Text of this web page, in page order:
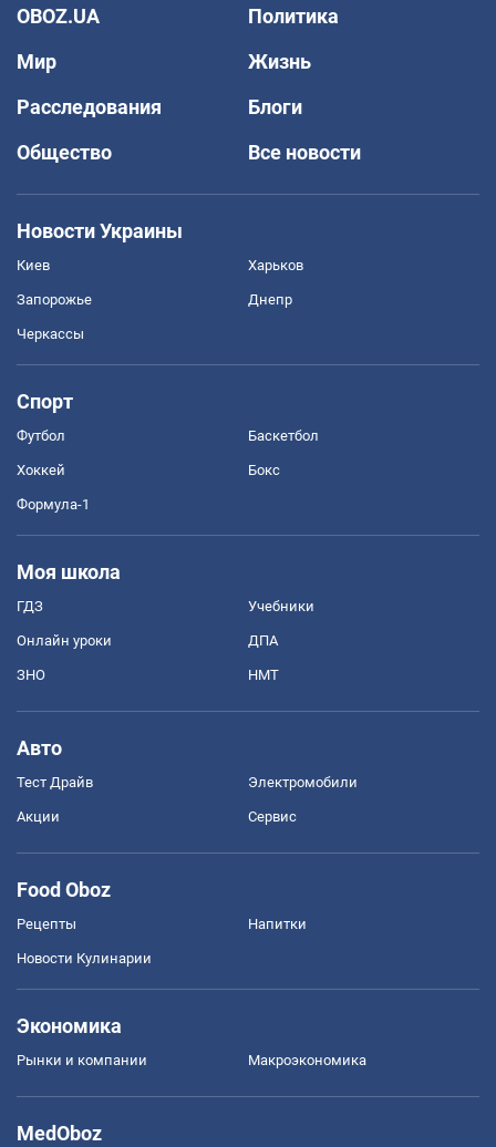
OBOZ.UA
Политика
Мир
Жизнь
Расследования
Блоги
Общество
Все новости
Новости Украины
Киев Харьков
Запорожье Днепр
Черкассы
Спорт
Футбол Баскетбол
Хоккей Бокс
Формула-1
Моя школа
ГДЗ Учебники
Онлайн уроки ДПА
ЗНО НМТ
Авто
Тест Драйв Электромобили
Акции Сервис
Food Oboz
Рецепты Напитки
Новости Кулинарии
Экономика
Рынки и компании Mакроэкономика
MedOboz